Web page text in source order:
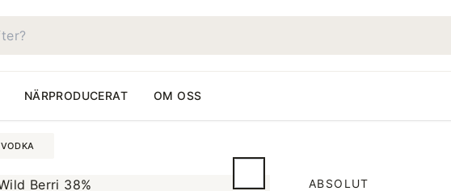
NÄRPRODUCERAT OM OSS
VODKA
ABSOLUT